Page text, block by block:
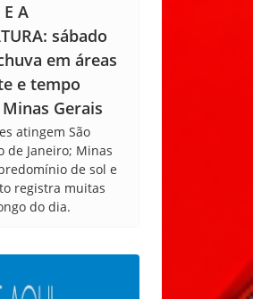
A
sábado
em áreas
e tempo
Gerais
atingem São
de Janeiro; Minas
de sol e
registra muitas
do dia.